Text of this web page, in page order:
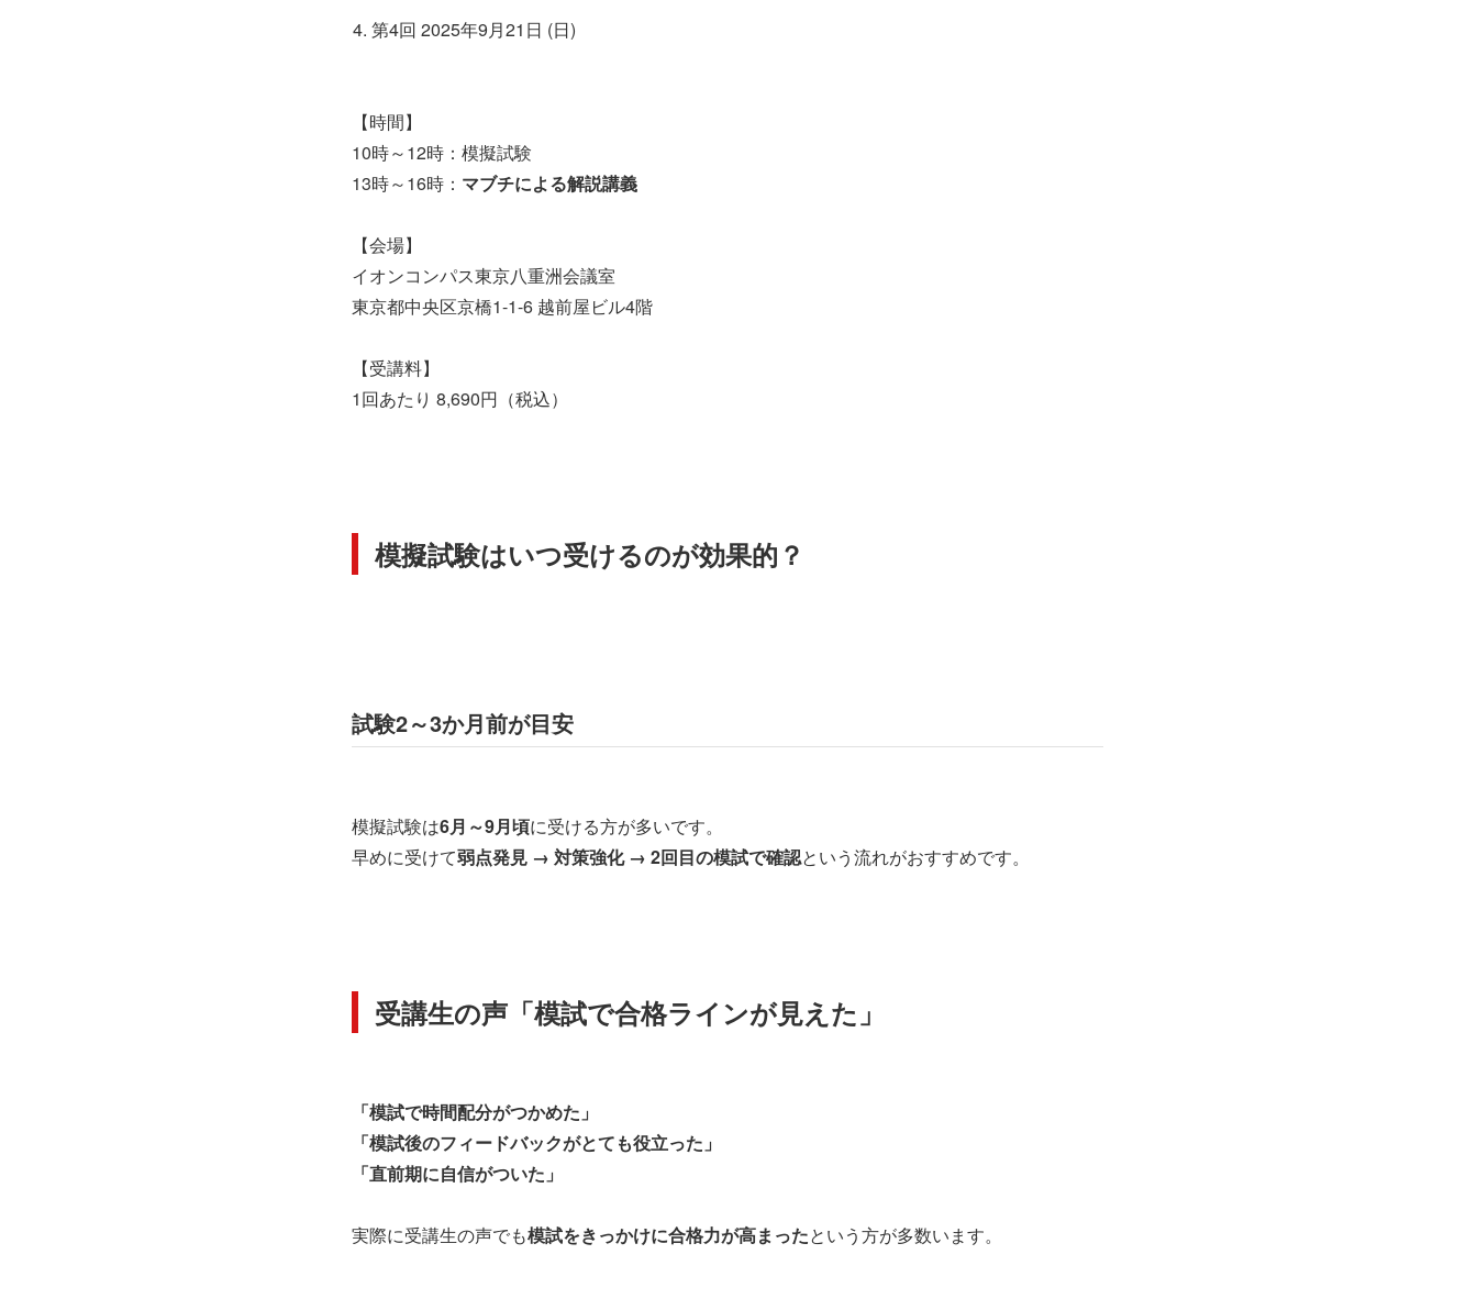
第4回 2025年9月21日 (日)
【時間】
10時～12時：模擬試験
13時～16時： マブチによる解説講義
【会場】
イオンコンパス東京八重洲会議室
東京都中央区京橋1-1-6 越前屋ビル4階
【受講料】
1回あたり 8,690円（税込）
模擬試験はいつ受けるのが効果的？
試験2～3か月前が目安
模擬試験は6月～9月頃に受ける方が多いです。
早めに受けて弱点発見 → 対策強化 → 2回目の模試で確認という流れがおすすめです。
受講生の声「模試で合格ラインが見えた」
「模試で時間配分がつかめた」
「模試後のフィードバックがとても役立った」
「直前期に自信がついた」
実際に受講生の声でも模試をきっかけに合格力が高まったという方が多数います。